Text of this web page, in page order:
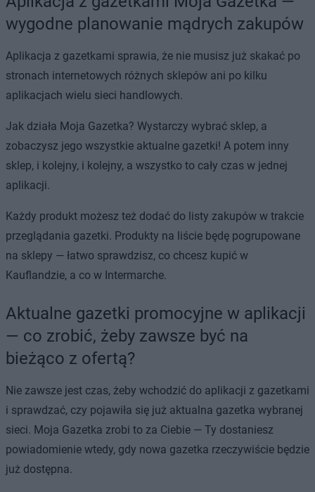
wygodne planowanie mądrych zakupów
Aplikacja z gazetkami sprawia, że nie musisz już skakać po
stronach internetowych różnych sklepów ani po kilku
aplikacjach wielu sieci handlowych.
Jak działa Moja Gazetka? Wystarczy wybrać sklep, a
zobaczysz jego wszystkie aktualne gazetki! A potem inny
sklep, i kolejny, i kolejny, a wszystko to cały czas w jednej
aplikacji.
Każdy produkt możesz też dodać do listy zakupów w trakcie
przeglądania gazetki. Produkty na liście będę pogrupowane
na sklepy — łatwo sprawdzisz, co chcesz kupić w
Kauflandzie, a co w Intermarche.
Aktualne gazetki promocyjne w aplikacji
— co zrobić, żeby zawsze być na
bieżąco z ofertą?
Nie zawsze jest czas, żeby wchodzić do aplikacji z gazetkami
i sprawdzać, czy pojawiła się już aktualna gazetka wybranej
sieci. Moja Gazetka zrobi to za Ciebie — Ty dostaniesz
powiadomienie wtedy, gdy nowa gazetka rzeczywiście będzie
już dostępna.